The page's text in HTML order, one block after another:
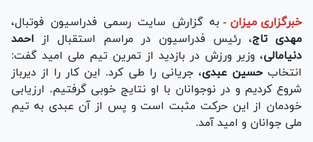
خبرگزاری میزان - به گزارش سایت رسمی فدراسیون فوتبال،
مهدی تاج، رئیس فدراسیون در مراسم استقبال از احمد
دنیامالی، وزیر ورزش در بازدید از تمرین تیم ملی امید گفت:
انتخابحسین عبدی، جریانی را طی کرد. این کار را از دیرباز
شروع کردیم و در نوجوانان با او نتایج خوبی گرفتیم. ارزیابی
خودمان از این حرکت مثبت است و پس از آن عبدی به تیم
ملی جوانان و امید آمد.